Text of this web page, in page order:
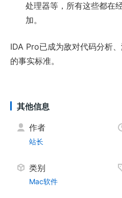
处理器等，所有这些都在
加。
IDA Pro已成为敌对代码分析
的事实标准。
其他信息
作者
站长
类别
Mac软件